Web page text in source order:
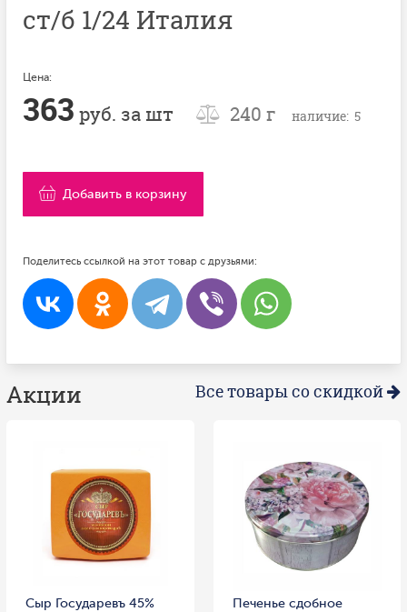
ст/б 1/24 Италия
Цена:
363 руб. за шт 240 г наличие: 5
Добавить в корзину
Поделитесь ссылкой на этот товар с друзьями:
Акции Все товары со скидкой
Сыр Государевъ 45%
Печенье сдобное